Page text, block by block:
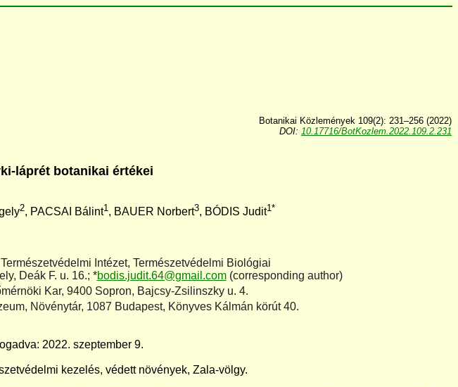
Botanikai Közlemények 109(2): 231–256 (2022)
DOI: 10.17716/BotKozlem.2022.109.2.231
láprét botanikai értékei
2, PACSAI Bálint1, BAUER Norbert3, BÓDIS Judit1*
Intézet, Természetvédelmi Biológiai
Deák F. u. 16.; *bodis.judit.64@gmail.com(corresponding author)
Kar, 9400 Sopron, Bajcsy-Zsilinszky u. 4.
Növénytár, 1087 Budapest, Könyves Kálmán körút 40.
2022. szeptember 9.
kezelés, védett növények, Zala-völgy.